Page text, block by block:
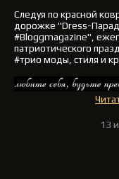
Следуя по красной
дорожке "Dress-
#Bloggmagazine" ,
патриотического
#трио моды, стиля и
13